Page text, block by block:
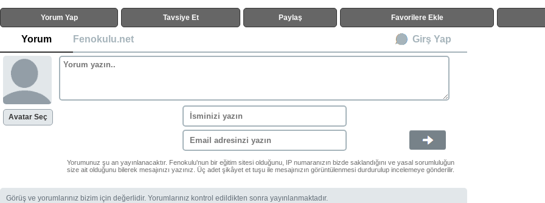
Yorum Yap Tavsiye Et Paylaş Favorilere Ekle
Yorum Fenokulu.net Girş Yap
Avatar Seç
Yorumunuz şu an yayınlanacaktır. Fenokulu'nun bir eğitim sitesi olduğunu, IP numaranızın bizde saklandığını ve yasal sorumluluğun
size ait olduğunu bilerek mesajınızı yazınız. Üç adet şikâyet et tuşu ile mesajınızın görüntülenmesi durdurulup incelemeye gönderilir.
Görüş ve yorumlarınız bizim için değerlidir. Yorumlarınız kontrol edildikten sonra yayınlanmaktadır.